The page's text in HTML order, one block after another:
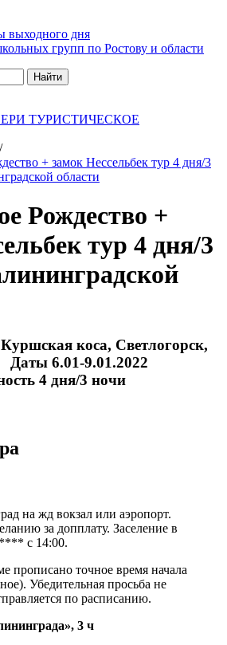
выходного дня
групп по Ростову и области
Найти
ТУРИСТИЧЕСКОЕ
/
+ замок Нессельбек тур 4 дня/3
области
Рождество +
тур 4 дня/3
коса, Светлогорск,
6.01-9.01.2022
4 дня/3 ночи
на жд вокзал или аэропорт.
за допплату. Заселение в
с 14:00.
прописано точное время начала
Убедительная просьба не
по расписанию.
3 ч